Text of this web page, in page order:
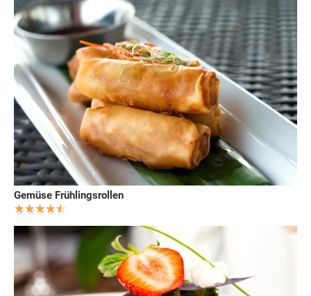
Gemüse Frühlingsrollen